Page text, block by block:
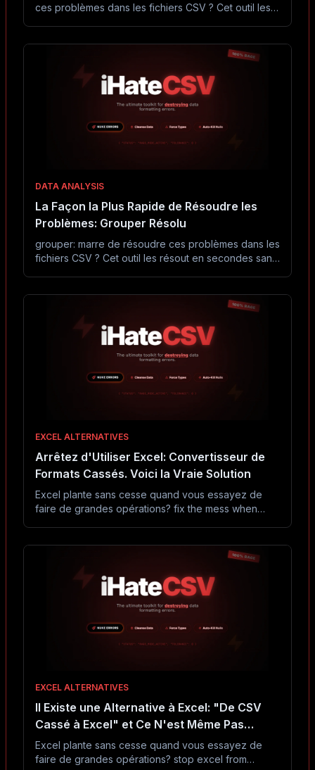
ces problèmes dans les fichiers CSV ? Cet outil les
DATA ANALYSIS
La Façon la Plus Rapide de Résoudre les
Problèmes: Grouper Résolu
grouper: marre de résoudre ces problèmes dans les
fichiers CSV ? Cet outil les résout en secondes sans
EXCEL ALTERNATIVES
Arrêtez d'Utiliser Excel: Convertisseur de
Formats Cassés. Voici la Vraie Solution
Excel plante sans cesse quand vous essayez de
faire de grandes opérations? fix the mess when
and busted tsv formats because nothing ever works
the first time. handle the encoding disasters and
delimiter chaos that plague every data export.?
Arrêtez de l'utiliser. Cet outil gratuit fonctionne
EXCEL ALTERNATIVES
Il Existe une Alternative à Excel: "De CSV
Cassé à Excel" et Ce N'est Même Pas
Proche
Excel plante sans cesse quand vous essayez de
faire de grandes opérations? stop excel from